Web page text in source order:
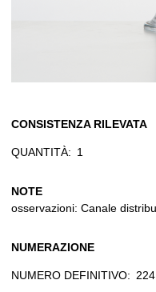
CONSISTENZA RILEVATA
QUANTITÀ: 1
NOTE
osservazioni: Canale
NUMERAZIONE
NUMERO DEFINITIVO: 224